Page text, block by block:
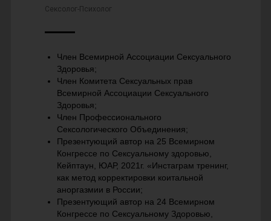
Сексолог-Психолог
Член Всемирной Ассоциации Сексуального
Здоровья;
Член Комитета Сексуальных прав
Всемирной Ассоциации Сексуального
Здоровья;
Член Профессионального
Сексологического Объединения;
Презентующий автор на 25 Всемирном
Конгрессе по Сексуальному здоровью,
Кейптаун, ЮАР, 2021г. «Инстаграм тренинг,
как метод корректировки коитальной
аноргазмии в России;
Презентующий автор на 24 Всемирном
Конгрессе по Сексуальному Здоровью,